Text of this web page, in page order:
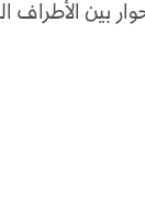
بين الأطراف